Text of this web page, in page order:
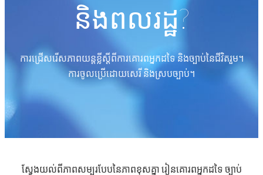
និងពលរដ្ឋ?
ការជ្រើសរើសភាពយន្តខ្លីស្តីពីការគោរពអ្នកដទៃ និងច្បាប់នៃជីវិតរួម។
ការចូលប្រើដោយសេរី និងស្របច្បាប់។
ស្វែងយល់ពីភាពសម្បូរបែបនៃភាពខុសគ្នា រៀនគោរពអ្នកដទៃ ច្បាប់